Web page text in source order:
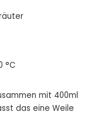
°C
mit 400ml
das eine Weile